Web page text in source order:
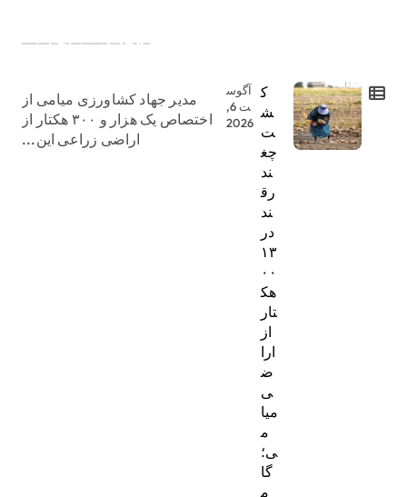
جدیدترین اخبار:
ک
ش
ت
چغ
ند
رق
ند
در
۱۳
۰۰
هک
تار
از
ارا
ض
ی
میا
م
ی؛
گا
م
آگوس
ت 6,
2026
مدیر جهاد کشاورزی میامی از
اختصاص یک هزار و ۳۰۰ هکتار از
اراضی زراعی این...